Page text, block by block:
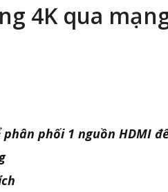
4K qua
phối 1 nguồn HDMI